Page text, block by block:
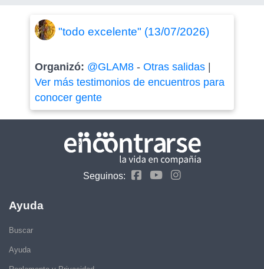
"todo excelente" (13/07/2026)
Organizó: @GLAM8- Otras salidas|
Ver más testimonios de encuentros para
conocer gente
Seguinos:
Ayuda
Buscar
Ayuda